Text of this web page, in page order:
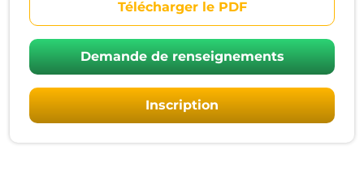
Télécharger le PDF
Demande de renseignements
Inscription